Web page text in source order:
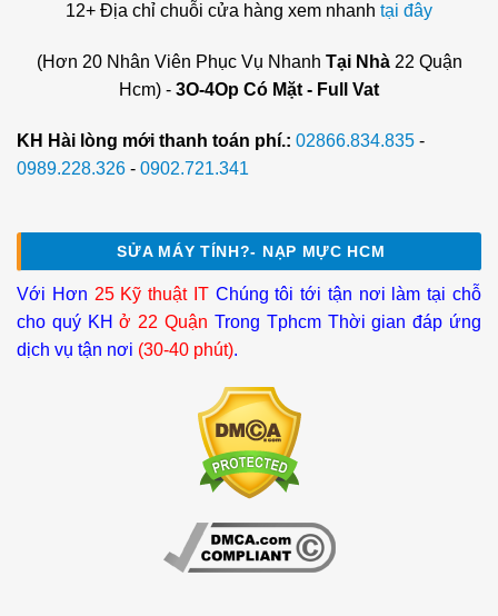
12+ Địa chỉ chuỗi cửa hàng xem nhanh tại đây
(Hơn 20 Nhân Viên Phục Vụ Nhanh Tại Nhà22 Quận
Hcm) - 3O-4Op Có Mặt - Full Vat
KH Hài lòng mới thanh toán phí.: 02866.834.835 -
0989.228.326 - 0902.721.341
SỬA MÁY TÍNH?- NẠP MỰC HCM
Với Hơn 25 Kỹ thuật IT Chúng tôi tới tận nơi làm tại chỗ
cho quý KHở 22 Quận Trong Tphcm Thời gian đáp ứng
dịch vụ tận nơi (30-40 phút).